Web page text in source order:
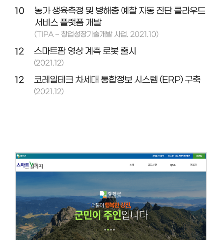
10
농가 생육측정 및 병해충 예찰 자동 진단 클라우드
서비스 플랫폼 개발
(TIPA – 창업성장기술개발 사업. 2021.10)
12 스마트팜 영상 계측 로봇 출시
(2021.12)
12 코레일테크 차세대 통합정보 시스템 (ERP) 구축
(2021.12)